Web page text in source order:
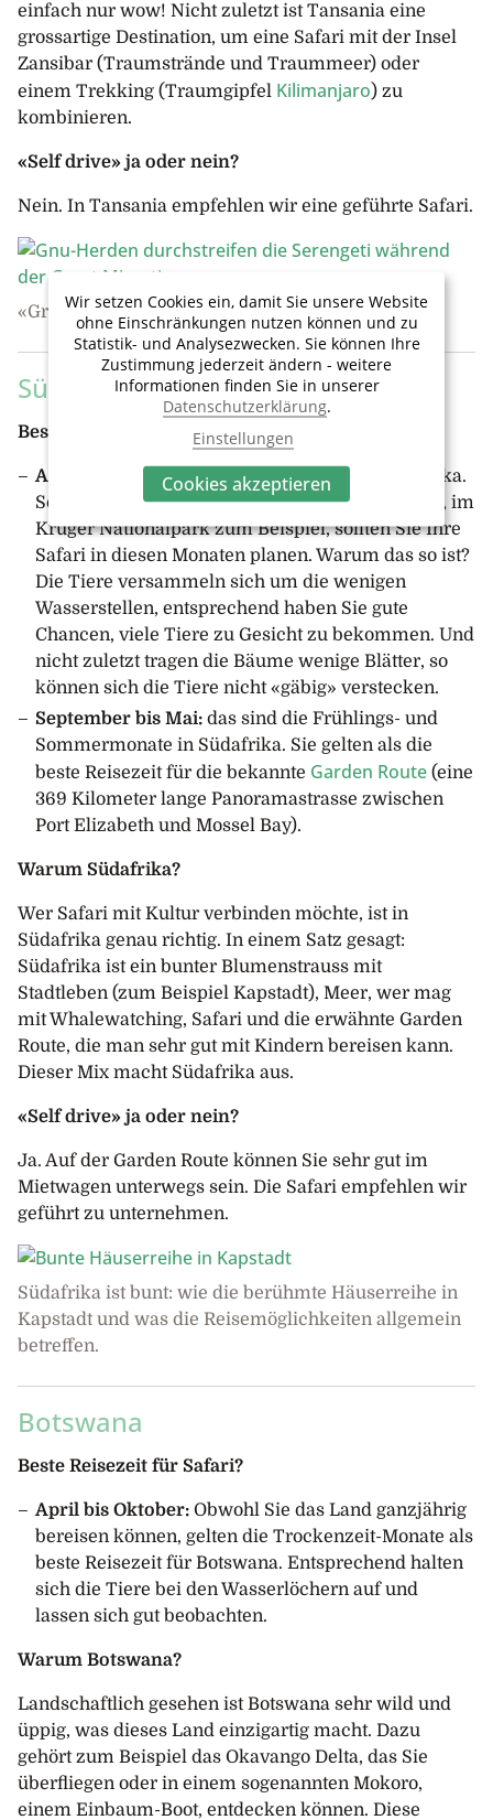
einfach nur wow! Nicht zuletzt ist Tansania eine
grossartige Destination, um eine Safari mit der Insel
Zansibar (Traumstrände und Traummeer) oder
einem Trekking (Traumgipfel Kilimanjaro) zu
kombinieren.
«Self drive» ja oder nein?
Nein. In Tansania empfehlen wir eine geführte Safari.
«Great Migration» in Tansania.
Südafrika
Beste Reisezeit für Safari?
April bis September:Trockenmonate in Südafrika.
Sofern Sie die meisten Wildtiere sehen möchten, im
Krüger Nationalpark zum Beispiel, sollten Sie Ihre
Safari in diesen Monaten planen. Warum das so ist?
Die Tiere versammeln sich um die wenigen
Wasserstellen, entsprechend haben Sie gute
Chancen, viele Tiere zu Gesicht zu bekommen. Und
nicht zuletzt tragen die Bäume wenige Blätter, so
können sich die Tiere nicht «gäbig» verstecken.
September bis Mai: das sind die Frühlings- und
Sommermonate in Südafrika. Sie gelten als die
beste Reisezeit für die bekannte Garden Route (eine
369 Kilometer lange Panoramastrasse zwischen
Port Elizabeth und Mossel Bay).
Warum Südafrika?
Wer Safari mit Kultur verbinden möchte, ist in
Südafrika genau richtig. In einem Satz gesagt:
Südafrika ist ein bunter Blumenstrauss mit
Stadtleben (zum Beispiel Kapstadt), Meer, wer mag
mit Whalewatching, Safari und die erwähnte Garden
Route, die man sehr gut mit Kindern bereisen kann.
Dieser Mix macht Südafrika aus.
«Self drive» ja oder nein?
Ja. Auf der Garden Route können Sie sehr gut im
Mietwagen unterwegs sein. Die Safari empfehlen wir
geführt zu unternehmen.
Südafrika ist bunt: wie die berühmte Häuserreihe in
Kapstadt und was die Reisemöglichkeiten allgemein
betreffen.
Botswana
Beste Reisezeit für Safari?
April bis Oktober: Obwohl Sie das Land ganzjährig
bereisen können, gelten die Trockenzeit-Monate als
beste Reisezeit für Botswana. Entsprechend halten
sich die Tiere bei den Wasserlöchern auf und
lassen sich gut beobachten.
Warum Botswana?
Landschaftlich gesehen ist Botswana sehr wild und
üppig, was dieses Land einzigartig macht. Dazu
gehört zum Beispiel das Okavango Delta, das Sie
überfliegen oder in einem sogenannten Mokoro,
einem Einbaum-Boot, entdecken können. Diese
Wir setzen Cookies ein, damit Sie unsere Website
ohne Einschränkungen nutzen können und zu
Statistik- und Analysezwecken. Sie können Ihre
Zustimmung jederzeit ändern - weitere
Informationen finden Sie in unserer
Datenschutzerklärung.
Einstellungen
Cookies akzeptieren